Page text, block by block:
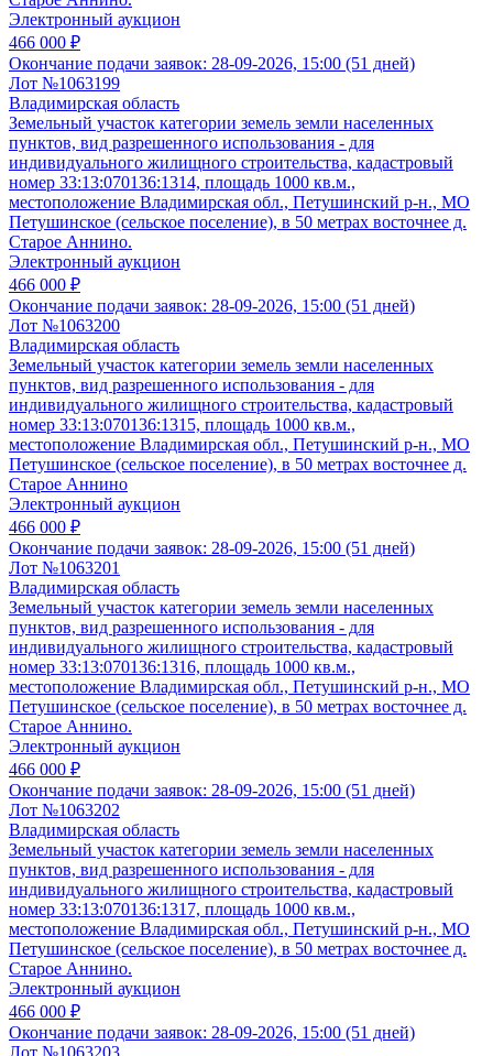
Электронный аукцион
466 000 ₽
Окончание подачи заявок: 28-09-2026, 15:00 (51 дней)
Лот №1063199
Владимирская область
Земельный участок категории земель земли населенных
пунктов, вид разрешенного использования - для
индивидуального жилищного строительства, кадастровый
номер 33:13:070136:1314, площадь 1000 кв.м.,
местоположение Владимирская обл., Петушинский р-н., МО
Петушинское (сельское поселение), в 50 метрах восточнее д.
Старое Аннино.
Электронный аукцион
466 000 ₽
Окончание подачи заявок: 28-09-2026, 15:00 (51 дней)
Лот №1063200
Владимирская область
Земельный участок категории земель земли населенных
пунктов, вид разрешенного использования - для
индивидуального жилищного строительства, кадастровый
номер 33:13:070136:1315, площадь 1000 кв.м.,
местоположение Владимирская обл., Петушинский р-н., МО
Петушинское (сельское поселение), в 50 метрах восточнее д.
Старое Аннино
Электронный аукцион
466 000 ₽
Окончание подачи заявок: 28-09-2026, 15:00 (51 дней)
Лот №1063201
Владимирская область
Земельный участок категории земель земли населенных
пунктов, вид разрешенного использования - для
индивидуального жилищного строительства, кадастровый
номер 33:13:070136:1316, площадь 1000 кв.м.,
местоположение Владимирская обл., Петушинский р-н., МО
Петушинское (сельское поселение), в 50 метрах восточнее д.
Старое Аннино.
Электронный аукцион
466 000 ₽
Окончание подачи заявок: 28-09-2026, 15:00 (51 дней)
Лот №1063202
Владимирская область
Земельный участок категории земель земли населенных
пунктов, вид разрешенного использования - для
индивидуального жилищного строительства, кадастровый
номер 33:13:070136:1317, площадь 1000 кв.м.,
местоположение Владимирская обл., Петушинский р-н., МО
Петушинское (сельское поселение), в 50 метрах восточнее д.
Старое Аннино.
Электронный аукцион
466 000 ₽
Окончание подачи заявок: 28-09-2026, 15:00 (51 дней)